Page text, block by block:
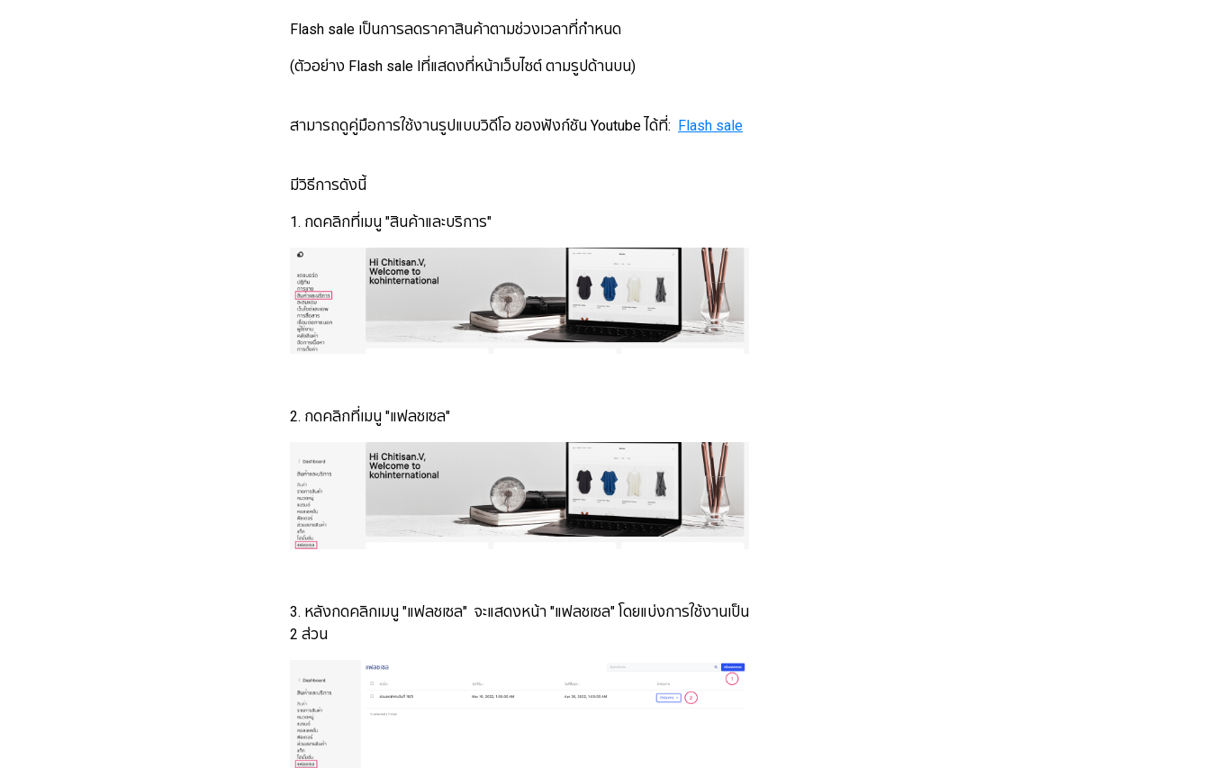
Flash sale เป็นการลดราคาสินค้าตามช่วงเวลาที่กำหนด
(ตัวอย่าง Flash sale lที่แสดงที่หน้าเว็บไซต์ ตามรูปด้านบน)
สามารถดูคู่มือการใช้งานรูปแบบวิดีโอ ของฟังก์ชัน Youtube ได้ที่: Flash sale
มีวิธีการดังนี้
1. กดคลิกที่เมนู "สินค้าและบริการ"
2. กดคลิกที่เมนู "แฟลชเซล"
3. หลังกดคลิกเมนู "แฟลชเซล" จะแสดงหน้า "แฟลชเซล" โดยแบ่งการใช้งานเป็น
2 ส่วน